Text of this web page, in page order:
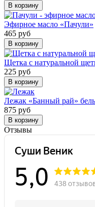
В корзину
Эфирное масло «Пачули»
465 руб
В корзину
Щетка с натуральной
225 руб
В корзину
Лежак «Банный рай»
875 руб
В корзину
Отзывы